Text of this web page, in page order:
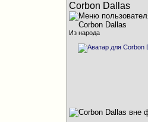
Corbon Dallas
Из народа